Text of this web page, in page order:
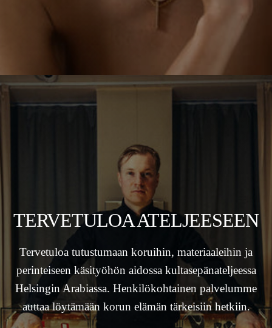
TERVETULOA ATELJEESEEN
Tervetuloa tutustumaan koruihin, materiaaleihin ja
perinteiseen käsityöhön aidossa kultasepänateljeessa
Helsingin Arabiassa. Henkilökohtainen palvelumme
auttaa löytämään korun elämän tärkeisiin hetkiin.